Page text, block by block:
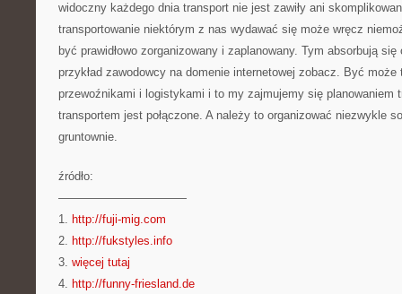
widoczny każdego dnia transport nie jest zawiły ani
transportowanie niektórym z nas wydawać się może wręcz
być prawidłowo zorganizowany i zaplanowany. Tym absorbują
przykład zawodowcy na domenie internetowej zobacz. Być
przewoźnikami i logistykami i to my zajmujemy się planowaniem
transportem jest połączone. A należy to organizować niezwykle
gruntownie.
źródło:
———————————
1. http://fuji-mig.com
2. http://fukstyles.info
3. więcej tutaj
4. http://funny-friesland.de